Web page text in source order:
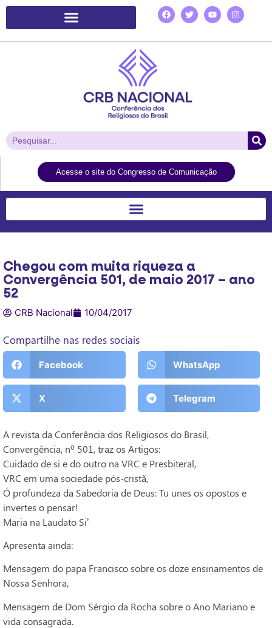
Acesse o site do Congresso de Comunicação
Chegou com muita riqueza a
Convergência 501, de maio 2017 – ano
52
CRB Nacional 10/04/2017
Compartilhe nas redes sociais
Facebook WhatsApp
X Telegram
A revista da Conferência dos Religiosos do Brasil,
Convergência, nº 501, traz os Artigos:
Cuidado de si e do outro na VRC e Presbiteral,
VRC em uma sociedade pós-cristã,
Ó profundeza da Sabedoria de Deus: Tu unes os opostos e
invertes o pensar!
Maria na Laudato Si’
Apresenta ainda:
Mensagem do papa Francisco sobre os doze ensinamentos de
Nossa Senhora,
Mensagem de Dom Sérgio da Rocha sobre o Ano Mariano e
vida consagrada.